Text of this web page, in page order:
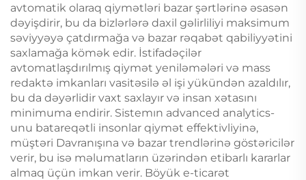
avtomatik olaraq qiymətləri bazar şərtlərinə əsasən
dəyişdirir, bu da bizlərlərə daxil gəlirliliyi maksimum
səviyyəyə çatdırmağa və bazar rəqabət qabiliyyətini
saxlamağa kömək edir. İstifadəçilər
avtomatlaşdırılmış qiymət yeniləmələri və mass
redaktə imkanları vasitəsilə əl işi yükündən azaldılır,
bu da dəyərlidir vaxt saxlayır və insan xətasını
minimuma endirir. Sistemın advanced analytics-
unu batareqətli insonlar qiymət effektivliyinə,
müştəri Davranışına və bazar trendlərinə göstəricilər
verir, bu isə məlumatların üzərindən etibarlı kararlar
almaq üçün imkan verir. Böyük e-ticarət